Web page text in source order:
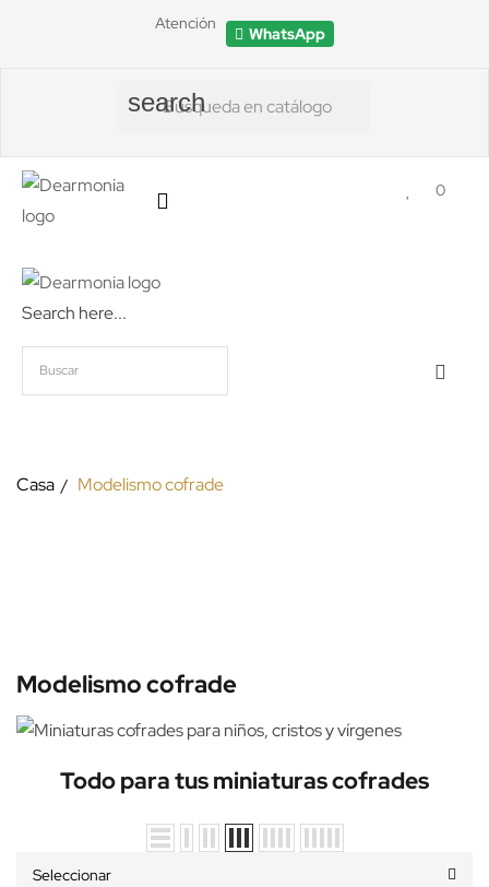
Atención
WhatsApp
search
0
Search here...
Casa Modelismo cofrade
Modelismo cofrade
Todo para tus miniaturas cofrades
Seleccionar